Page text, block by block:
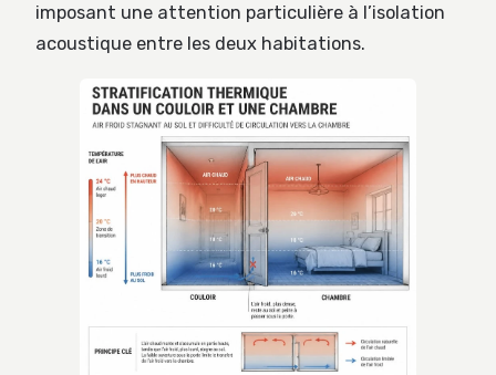
imposant une attention particulière à l’isolation
acoustique entre les deux habitations.